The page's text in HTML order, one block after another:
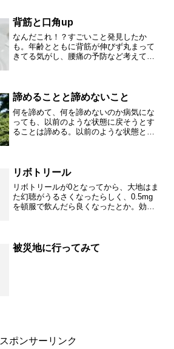
や何かしらの変化があっ...
背筋と口角up
なんだこれ！？すごいこと発見したか
も。年齢とともに背筋が伸びず丸まって
きてる気がし、腰痛の予防など考えて、
ていると勘違いしてセロトニ...
諦めることと諦めないこと
何を諦めて、何を諦めないのか病気にな
っても、以前のような状態に戻そうとす
ることは諦める。以前のような状態とは
は諦めない。最近私は、も...
リボトリール
リボトリールが0となってから、大地はま
た幻聴がうるさくなったらしく、0.5mg
を頓服で飲んだら良くなったとか。効果
次回報告する感じ...
被災地に行ってみて
スポンサーリンク